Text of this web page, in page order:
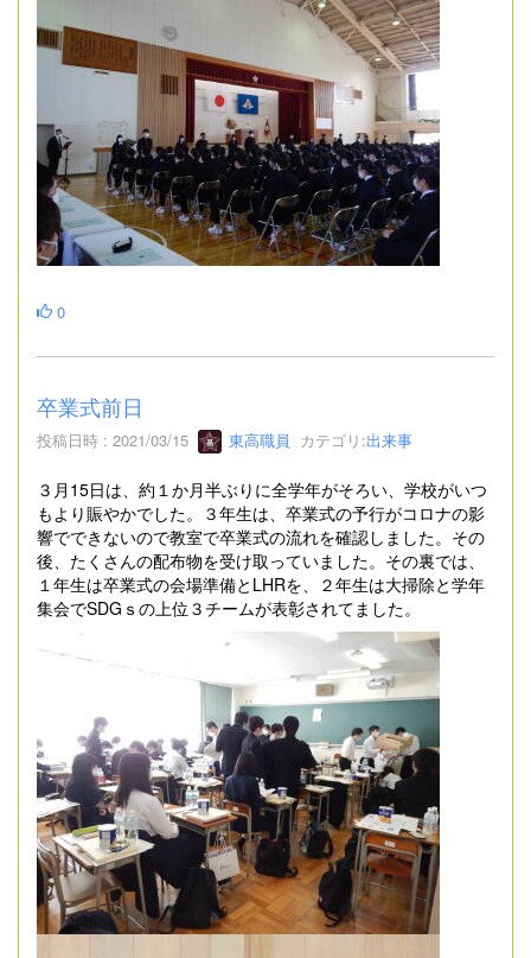
0
卒業式前日
投稿日時 : 2021/03/15 東高職員 カテゴリ:出来事
３月15日は、約１か月半ぶりに全学年がそろい、学校がいつ
もより賑やかでした。３年生は、卒業式の予行がコロナの影
響でできないので教室で卒業式の流れを確認しました。その
後、たくさんの配布物を受け取っていました。その裏では、
１年生は卒業式の会場準備とLHRを、２年生は大掃除と学年
集会でSDGｓの上位３チームが表彰されてました。